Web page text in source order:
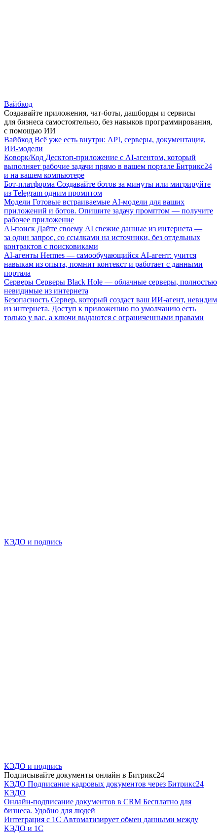
Вайбкод
Создавайте приложения, чат-боты, дашборды и сервисы
для бизнеса самостоятельно, без навыков программирования,
с помощью ИИ
Вайбкод Всё уже есть внутри: API, серверы, документация,
ИИ-модели
Коворк/Код Десктоп-приложение с AI-агентом, который
выполняет рабочие задачи прямо в вашем портале Битрикс24
и на вашем компьютере
Бот-платформа Создавайте ботов за минуты или мигрируйте
из Telegram одним промптом
Модели Готовые встраиваемые AI-модели для ваших
приложений и ботов. Опишите задачу промптом — получите
рабочее приложение
AI-поиск Дайте своему AI свежие данные из интернета —
за один запрос, со ссылками на источники, без отдельных
контрактов с поисковиками
AI-агенты Hermes — самообучающийся AI-агент: учится
навыкам из опыта, помнит контекст и работает с данными
портала
Серверы Серверы Black Hole — облачные серверы, полностью
невидимые из интернета
Безопасность Сервер, который создаст ваш ИИ-агент, невидим
из интернета. Доступ к приложению по умолчанию есть
только у вас, а ключи выдаются с ограниченными правами
КЭДО и подпись
КЭДО и подпись
Подписывайте документы онлайн в Битрикс24
КЭДО Подписание кадровых документов через Битрикс24
КЭДО
Онлайн-подписание документов в CRM Бесплатно для
бизнеса. Удобно для людей
Интеграция с 1С Автоматизирует обмен данными между
КЭДО и 1С